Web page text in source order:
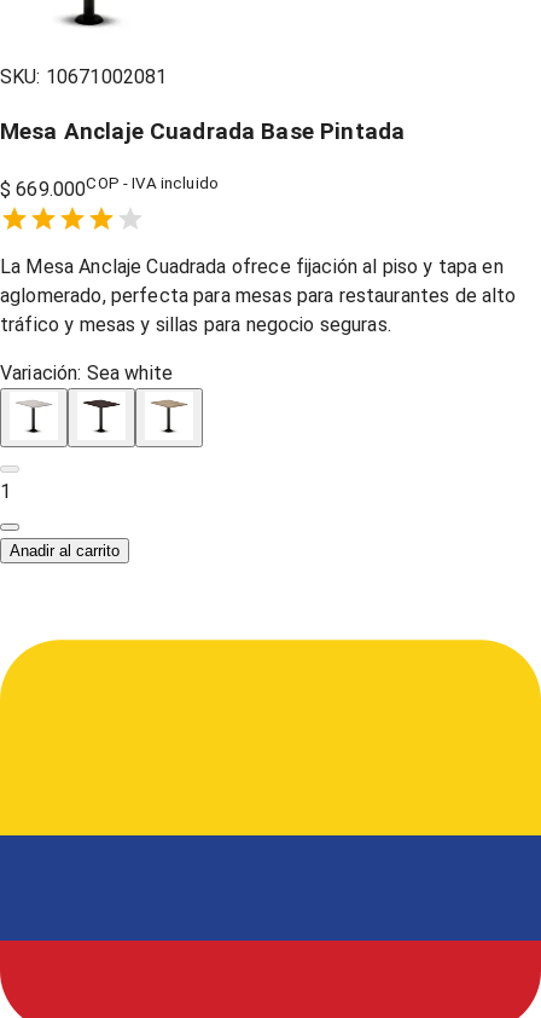
SKU: 10671002081
Mesa Anclaje Cuadrada Base Pintada
$ 669.000COP - IVA incluido
1 Star,
2 Stars,
3 Stars,
4 Stars,
5 Stars,
La Mesa Anclaje Cuadrada ofrece fijación al piso y tapa en
aglomerado, perfecta para mesas para restaurantes de alto
tráfico y mesas y sillas para negocio seguras.
Variación: Sea white
1
Anadir al carrito